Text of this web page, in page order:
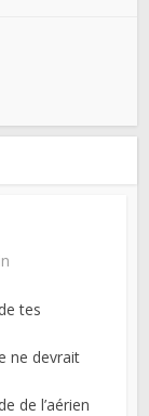
tes
ne devrait
de l’aérien